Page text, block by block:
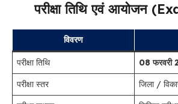
परीक्षा तिथि एवं आयोजन
विवरण
परीक्षा तिथि
08 फरवरी
परीक्षा स्तर
जिला /